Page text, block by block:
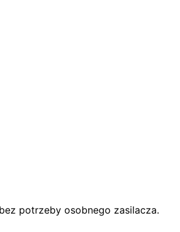
potrzeby osobnego zasilacza.